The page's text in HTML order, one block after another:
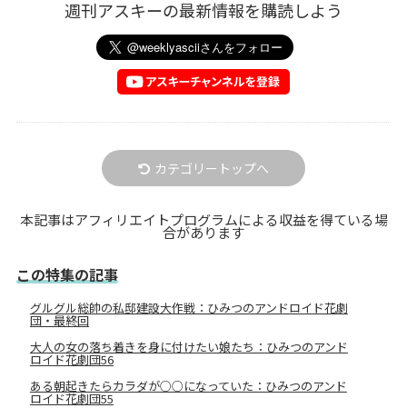
週刊アスキーの最新情報を購読しよう
カテゴリートップへ
本記事はアフィリエイトプログラムによる収益を得ている場
合があります
この特集の記事
グルグル総帥の私邸建設大作戦：ひみつのアンドロイド花劇
団・最終回
大人の女の落ち着きを身に付けたい娘たち：ひみつのアンド
ロイド花劇団56
ある朝起きたらカラダが○○になっていた：ひみつのアンド
ロイド花劇団55